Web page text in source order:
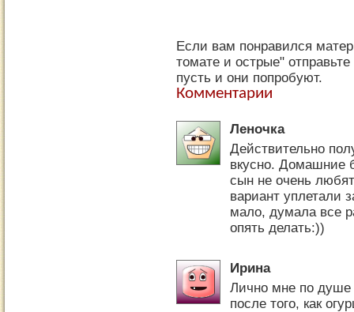
Если вам понравился
томате и острые"
пусть и они попробуют.
Комментарии
Леночка
Действительно
вкусно. Домашние
сын не очень
вариант уплетали
мало, думала все
опять делать:))
Ирина
Лично мне по душе
после того, как